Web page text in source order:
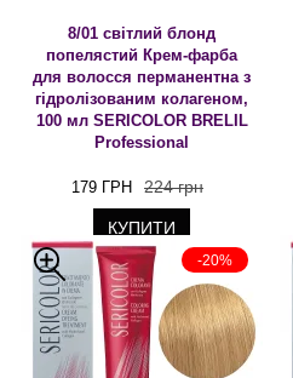
8/01 світлий блонд
попелястий Крем-фарба
для волосся перманентна з
гідролізованим колагеном,
100 мл SERICOLOR BRELIL
Professional
179 ГРН 224 грн
КУПИТИ
-20%